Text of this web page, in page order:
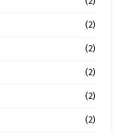
(2)
(2)
(2)
(2)
(2)